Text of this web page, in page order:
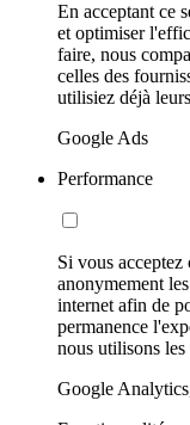
En acceptant ce
et optimiser
faire, nous
celles des
utilisiez déjà
Google Ads
Performance
Si vous acceptez
anonymement
internet afin de
permanence
nous utilisons les
Google